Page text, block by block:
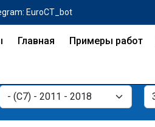
EuroCT_bot
Главная Примеры работ